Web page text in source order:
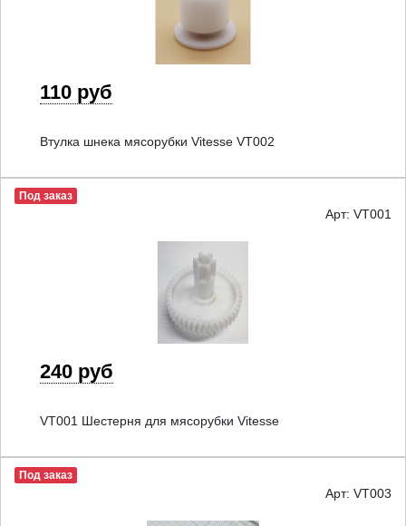
110 руб
Втулка шнека мясорубки Vitesse VT002
Под заказ
Арт: VT001
240 руб
VT001 Шестерня для мясорубки Vitesse
Под заказ
Арт: VT003